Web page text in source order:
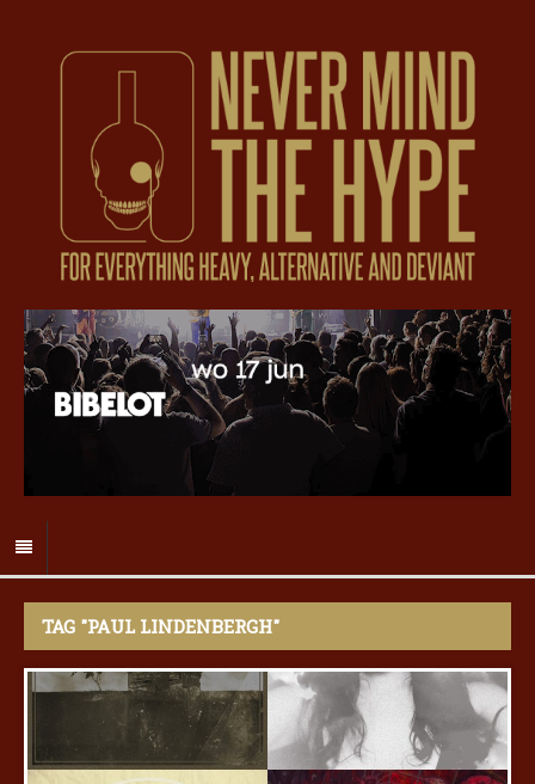
TAG "PAUL LINDENBERGH"